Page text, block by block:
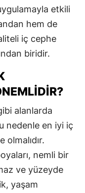
etkili
hem de
iç cephe
biridir.
alanlarda
nedenle en iyi iç
olmalıdır.
nemli bir
ve yüzeyde
yaşam